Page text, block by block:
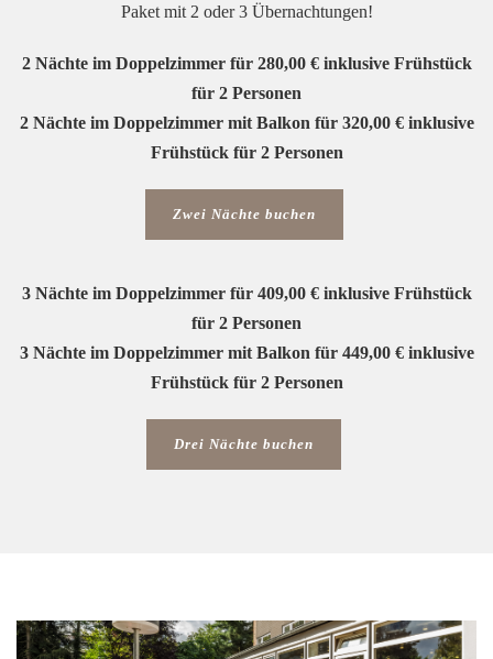
Paket mit 2 oder 3 Übernachtungen!
2 Nächte im Doppelzimmer für 280,00 € inklusive Frühstück
für 2 Personen
2 Nächte im Doppelzimmer mit Balkon für 320,00 € inklusive
Frühstück für 2 Personen
Zwei Nächte buchen
3 Nächte im Doppelzimmer für 409,00 € inklusive Frühstück
für 2 Personen
3 Nächte im Doppelzimmer mit Balkon für 449,00 € inklusive
Frühstück für 2 Personen
Drei Nächte buchen